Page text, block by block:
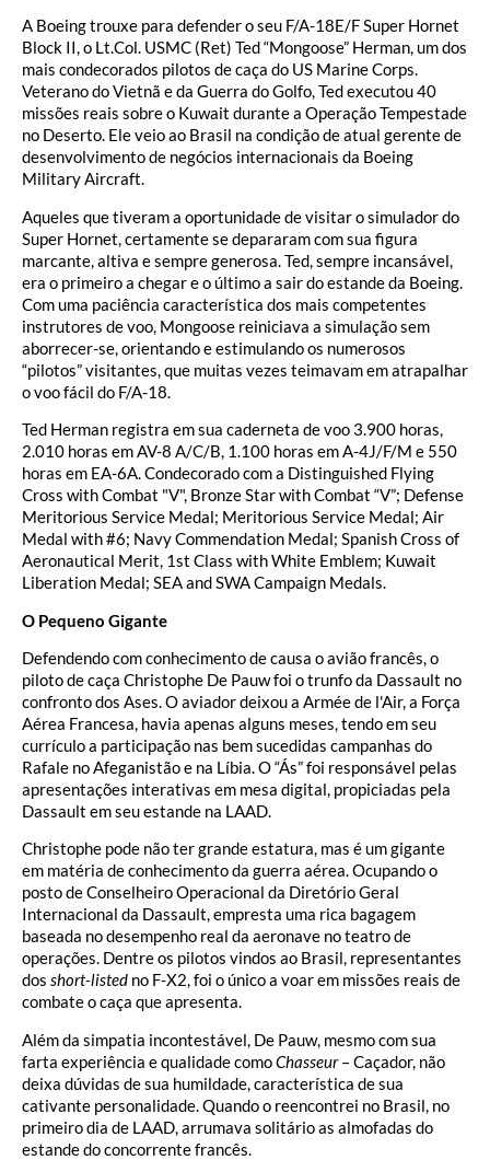
A Boeing trouxe para defender o seu F/A-18E/F Super Hornet
Block II, o Lt.Col. USMC (Ret) Ted “Mongoose” Herman, um dos
mais condecorados pilotos de caça do US Marine Corps.
Veterano do Vietnã e da Guerra do Golfo, Ted executou 40
missões reais sobre o Kuwait durante a Operação Tempestade
no Deserto. Ele veio ao Brasil na condição de atual gerente de
desenvolvimento de negócios internacionais da Boeing
Military Aircraft.
Aqueles que tiveram a oportunidade de visitar o simulador do
Super Hornet, certamente se depararam com sua figura
marcante, altiva e sempre generosa. Ted, sempre incansável,
era o primeiro a chegar e o último a sair do estande da Boeing.
Com uma paciência característica dos mais competentes
instrutores de voo, Mongoose reiniciava a simulação sem
aborrecer-se, orientando e estimulando os numerosos
“pilotos” visitantes, que muitas vezes teimavam em atrapalhar
o voo fácil do F/A-18.
Ted Herman registra em sua caderneta de voo 3.900 horas,
2.010 horas em AV-8 A/C/B, 1.100 horas em A-4J/F/M e 550
horas em EA-6A. Condecorado com a Distinguished Flying
Cross with Combat "V", Bronze Star with Combat “V”; Defense
Meritorious Service Medal; Meritorious Service Medal; Air
Medal with #6; Navy Commendation Medal; Spanish Cross of
Aeronautical Merit, 1st Class with White Emblem; Kuwait
Liberation Medal; SEA and SWA Campaign Medals.
O Pequeno Gigante
Defendendo com conhecimento de causa o avião francês, o
piloto de caça Christophe De Pauw foi o trunfo da Dassault no
confronto dos Ases. O aviador deixou a Armée de l'Air, a Força
Aérea Francesa, havia apenas alguns meses, tendo em seu
currículo a participação nas bem sucedidas campanhas do
Rafale no Afeganistão e na Líbia. O “Ás” foi responsável pelas
apresentações interativas em mesa digital, propiciadas pela
Dassault em seu estande na LAAD.
Christophe pode não ter grande estatura, mas é um gigante
em matéria de conhecimento da guerra aérea. Ocupando o
posto de Conselheiro Operacional da Diretório Geral
Internacional da Dassault, empresta uma rica bagagem
baseada no desempenho real da aeronave no teatro de
operações. Dentre os pilotos vindos ao Brasil, representantes
dos short-listed no F-X2, foi o único a voar em missões reais de
combate o caça que apresenta.
Além da simpatia incontestável, De Pauw, mesmo com sua
farta experiência e qualidade comoChasseur– Caçador, não
deixa dúvidas de sua humildade, característica de sua
cativante personalidade. Quando o reencontrei no Brasil, no
primeiro dia de LAAD, arrumava solitário as almofadas do
estande do concorrente francês.